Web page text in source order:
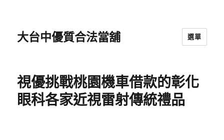
大台中優質合法當舖 選單
視優挑戰桃園機車借款的彰化
眼科各家近視雷射傳統禮品